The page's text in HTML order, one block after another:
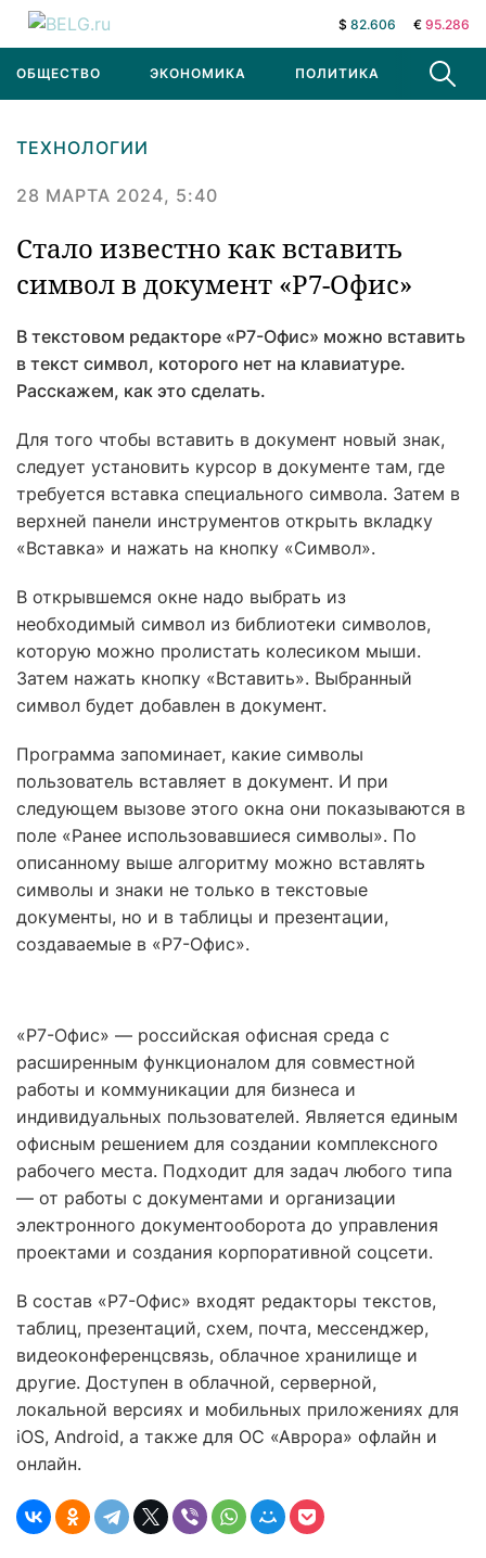
$ 82.606 € 95.286
ОБЩЕСТВО ЭКОНОМИКА ПОЛИТИКА В МИРЕ
ТЕХНОЛОГИИ
28 МАРТА 2024, 5:40
Стало известно как вставить
символ в документ «Р7-Офис»
В текстовом редакторе «Р7-Офис» можно вставить
в текст символ, которого нет на клавиатуре.
Расскажем, как это сделать.
Для того чтобы вставить в документ новый знак,
следует установить курсор в документе там, где
требуется вставка специального символа. Затем в
верхней панели инструментов открыть вкладку
«Вставка» и нажать на кнопку «Символ».
В открывшемся окне надо выбрать из
необходимый символ из библиотеки символов,
которую можно пролистать колесиком мыши.
Затем нажать кнопку «Вставить». Выбранный
символ будет добавлен в документ.
Программа запоминает, какие символы
пользователь вставляет в документ. И при
следующем вызове этого окна они показываются в
поле «Ранее использовавшиеся символы». По
описанному выше алгоритму можно вставлять
символы и знаки не только в текстовые
документы, но и в таблицы и презентации,
создаваемые в «Р7-Офис».
«Р7-Офис» — российская офисная среда с
расширенным функционалом для совместной
работы и коммуникации для бизнеса и
индивидуальных пользователей. Является единым
офисным решением для создании комплексного
рабочего места. Подходит для задач любого типа
— от работы с документами и организации
электронного документооборота до управления
проектами и создания корпоративной соцсети.
В состав «Р7-Офис» входят редакторы текстов,
таблиц, презентаций, схем, почта, мессенджер,
видеоконференцсвязь, облачное хранилище и
другие. Доступен в облачной, серверной,
локальной версиях и мобильных приложениях для
iOS, Android, а также для ОС «Аврора» офлайн и
онлайн.